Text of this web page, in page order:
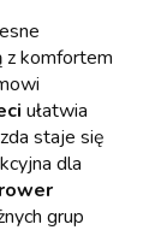
z komfortem
ułatwia
staje się
dla
rower
grup